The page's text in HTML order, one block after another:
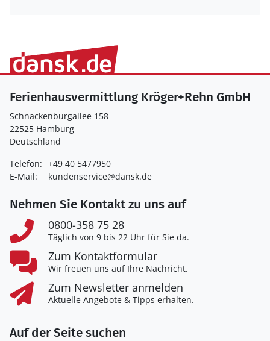
Ferienhausvermittlung Kröger+Rehn GmbH
Schnackenburgallee 158
22525 Hamburg
Deutschland
Telefon: +49 40 5477950
E-Mail:
kundenservice@dansk.de
Nehmen Sie Kontakt zu uns auf
0800-358 75 28
Täglich von 9 bis 22 Uhr für Sie da.
Zum Kontaktformular
Wir freuen uns auf Ihre Nachricht.
Zum Newsletter anmelden
Aktuelle Angebote & Tipps erhalten.
Auf der Seite suchen